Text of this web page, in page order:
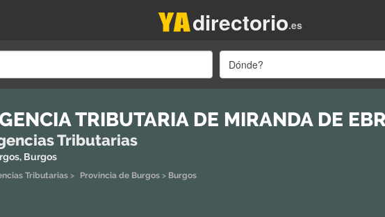
.es
directorio
Dónde?
TRIBUTARIA DE MIRANDA DE
Tributarias
Burgos
Tributarias > Provincia de Burgos > Burgos